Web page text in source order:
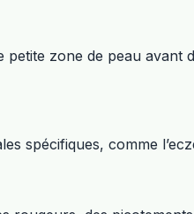
zone de peau
spécifiques, comme